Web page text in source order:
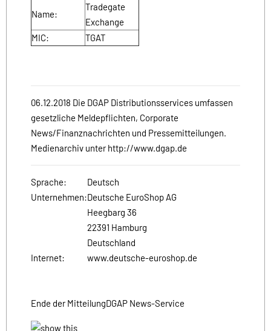
Name:
Tradegate
Exchange
MIC:
TGAT
06.12.2018 Die DGAP Distributionsservices umfassen
gesetzliche Meldepflichten, Corporate
News/Finanznachrichten und Pressemitteilungen.
Medienarchiv unter http://www.dgap.de
Sprache:
Deutsch
Unternehmen:Deutsche EuroShop AG
Heegbarg 36
22391 Hamburg
Deutschland
Internet:
www.deutsche-euroshop.de
Ende der MitteilungDGAP News-Service